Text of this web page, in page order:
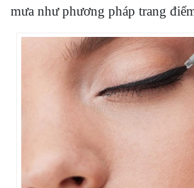
mưa như phương pháp trang